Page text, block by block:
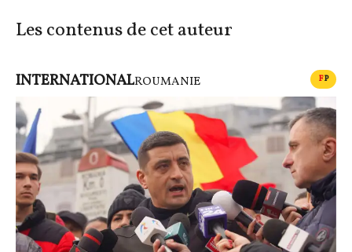
Les contenus de cet auteur
INTERNATIONALROUMANIE FP